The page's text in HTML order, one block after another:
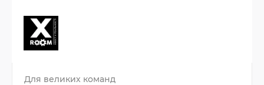
Для великих команд